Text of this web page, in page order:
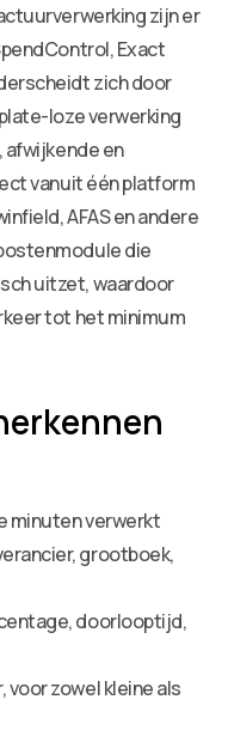
zijn er
Exact
zich door
loze verwerking
afwijkende en
vanuit één platform
AFAS en andere
die
uitzet, waardoor
tot het minimum
minuten verwerkt
grootboek,
doorlooptijd,
voor zowel kleine als